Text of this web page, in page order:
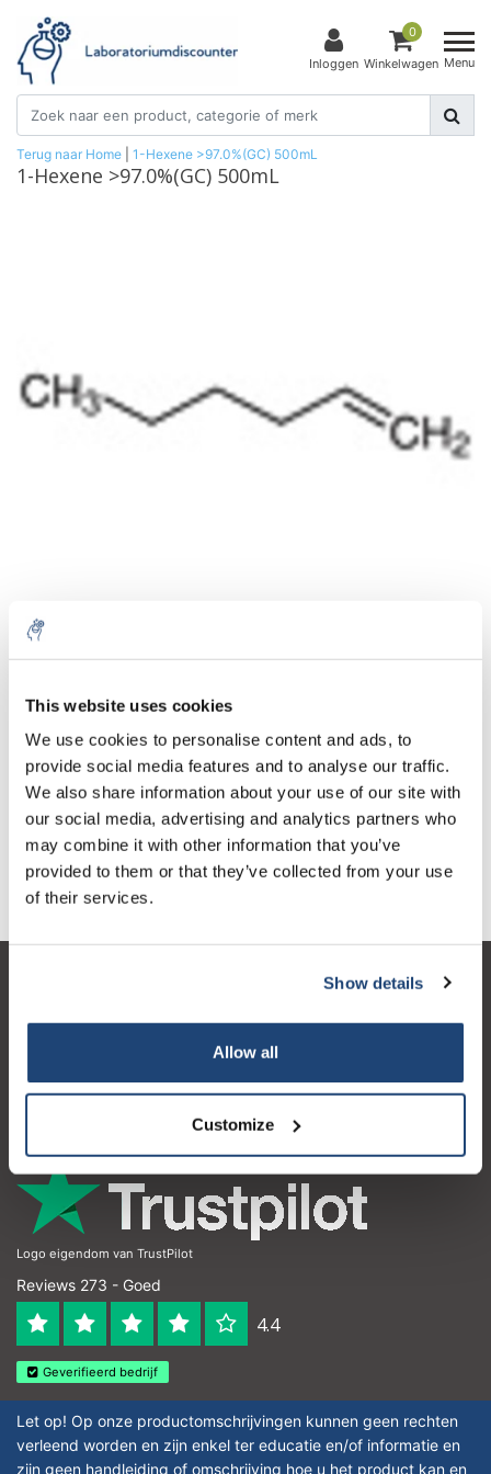
This website uses cookies
We use cookies to personalise content and ads, to
provide social media features and to analyse our traffic.
We also share information about your use of our site with
our social media, advertising and analytics partners who
may combine it with other information that you’ve
provided to them or that they’ve collected from your use
of their services.
Show details
Allow all
Customize
Inloggen
0
Winkelwagen Menu
Terug naar Home 1-Hexene >97.0%(GC) 500mL
1-Hexene >97.0%(GC) 500mL
1 Stuk Excl. btw
€46,74
Incl. btw
Toevoegen aan winkelwagen
Informatie
Contactgegevens
Logo eigendom van TrustPilot
Reviews 273 - Goed
4.4
Geverifieerd bedrijf
Let op! Op onze productomschrijvingen kunnen geen rechten
verleend worden en zijn enkel ter educatie en/of informatie en
zijn geen handleiding of omschrijving hoe u het product kan en